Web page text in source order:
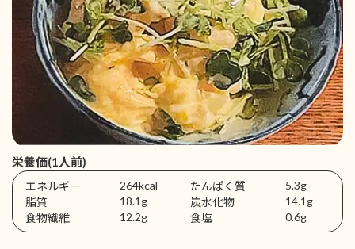
栄養価(1人前)
エネルギー 264kcal たんぱく質
5.3g
脂質
18.1g 炭水化物
14.1g
食物繊維
12.2g 食塩 0.6g